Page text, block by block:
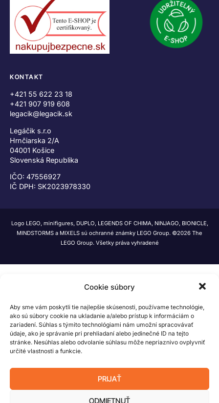
Cookie súbory
Aby sme vám poskytli tie najlepšie skúsenosti, používame technológie,
ako sú súbory cookie na ukladanie a/alebo prístup k informáciám o
zariadení. Súhlas s týmito technológiami nám umožní spracovávať
údaje, ako je správanie pri prehliadaní alebo jedinečné ID na tejto
stránke. Nesúhlas alebo odvolanie súhlasu môže nepriaznivo ovplyvniť
určité vlastnosti a funkcie.
PRIJAŤ
ODMIETNUŤ
KONTAKT
+421 55 622 23 18
+421 907 919 608
legacik@legacik.sk
Legáčik s.r.o
Hrnčiarska 2/A
04001 Košice
Slovenská Republika
IČO: 47556927
IČ DPH: SK2023978330
Logo LEGO, minifigures, DUPLO, LEGENDS OF CHIMA, NINJAGO, BIONICLE,
MINDSTORMS a MIXELS sú ochranné známky LEGO Group. ©2026 The
LEGO Group. Všetky práva vyhradené